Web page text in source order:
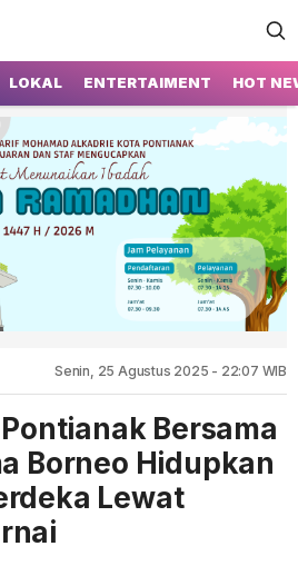
Pontianak
LOKAL ENTERTAIMENT HOT
Senin, 25 Agustus 2025 - 22:07 WIB
Bersama
Borneo Hidupkan
Lewat